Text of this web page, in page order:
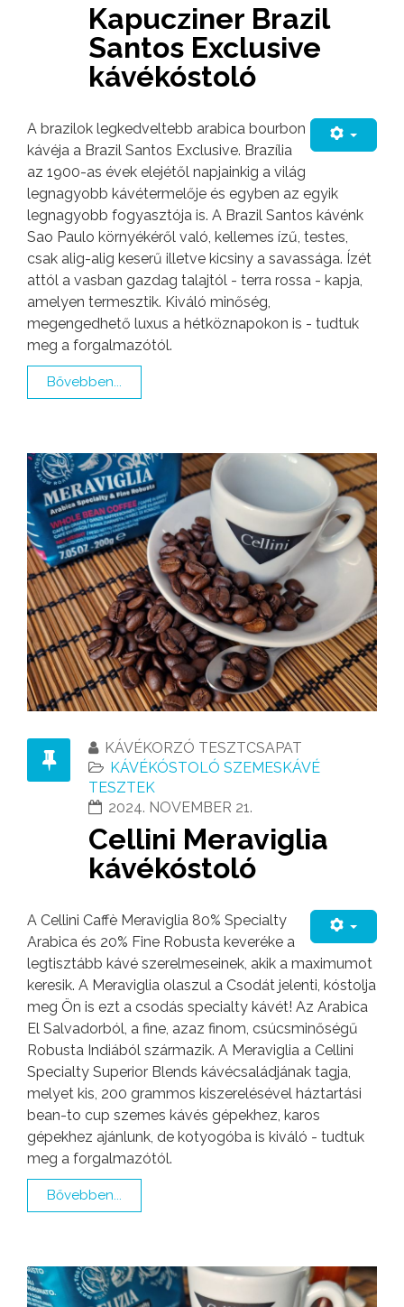
Kapucziner Brazil
Santos Exclusive
kávékóstoló
A brazilok legkedveltebb arabica bourbon
kávéja a Brazil Santos Exclusive. Brazília
az 1900-as évek elejétől napjainkig a világ
legnagyobb kávétermelője és egyben az egyik
legnagyobb fogyasztója is. A Brazil Santos kávénk
Sao Paulo környékéről való, kellemes ízű, testes,
csak alig-alig keserű illetve kicsiny a savassága. Ízét
attól a vasban gazdag talajtól - terra rossa - kapja,
amelyen termesztik. Kiváló minőség,
megengedhető luxus a hétköznapokon is - tudtuk
meg a forgalmazótól.
Bővebben...
KÁVÉKORZÓ TESZTCSAPAT
KÁVÉKÓSTOLÓ SZEMESKÁVÉ
TESZTEK
2024. NOVEMBER 21.
Cellini Meraviglia
kávékóstoló
A Cellini Caffè Meraviglia 80% Specialty
Arabica és 20% Fine Robusta keveréke a
legtisztább kávé szerelmeseinek, akik a maximumot
keresik. A Meraviglia olaszul a Csodát jelenti, kóstolja
meg Ön is ezt a csodás specialty kávét! Az Arabica
El Salvadorból, a fine, azaz finom, csúcsminőségű
Robusta Indiából származik. A Meraviglia a Cellini
Specialty Superior Blends kávécsaládjának tagja,
melyet kis, 200 grammos kiszerelésével háztartási
bean-to cup szemes kávés gépekhez, karos
gépekhez ajánlunk, de kotyogóba is kiváló - tudtuk
meg a forgalmazótól.
Bővebben...